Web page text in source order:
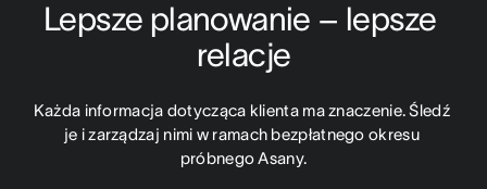
Lepsze planowanie – lepsze
relacje
Każda informacja dotycząca klienta ma znaczenie. Śledź
je i zarządzaj nimi w ramach bezpłatnego okresu
próbnego Asany.